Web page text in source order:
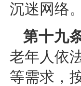
沉迷网络。
第十九
老年人依
等需求，